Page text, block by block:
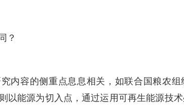
？
内容的侧重点息息相关，如联合国粮农组
以能源为切入点，通过运用可再生能源技